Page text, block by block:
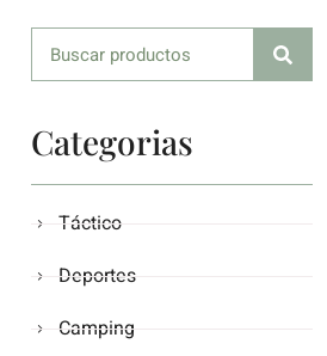
Categorias
Táctico
Deportes
Camping